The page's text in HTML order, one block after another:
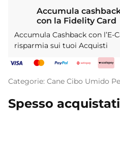
Accumula
con la Fidelity Card
Accumula Cashback con l’E-
risparmia sui tuoi Acquisti
Categorie: Cane Cibo Umido
Spesso